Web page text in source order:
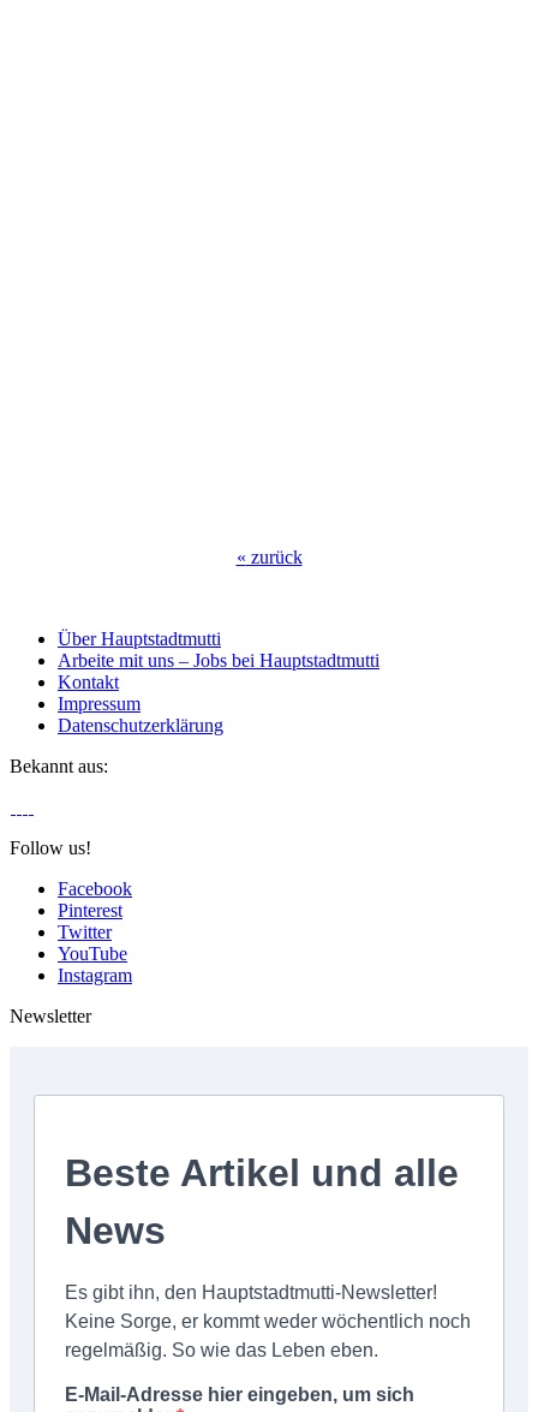
« zurück
Über Hauptstadtmutti
Arbeite mit uns – Jobs bei Hauptstadtmutti
Kontakt
Impressum
Datenschutzerklärung
Bekannt aus:
Follow us!
Facebook
Pinterest
Twitter
YouTube
Instagram
Newsletter